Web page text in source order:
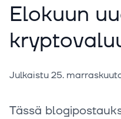
Elokuun
Julkaistu25.
Tässä